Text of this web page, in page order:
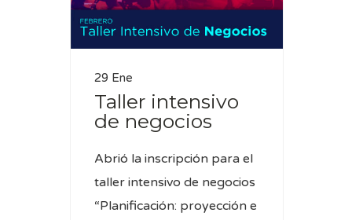
29 Ene
Taller intensivo
de negocios
Abrió la inscripción para el
taller intensivo de negocios
“Planificación: proyección e